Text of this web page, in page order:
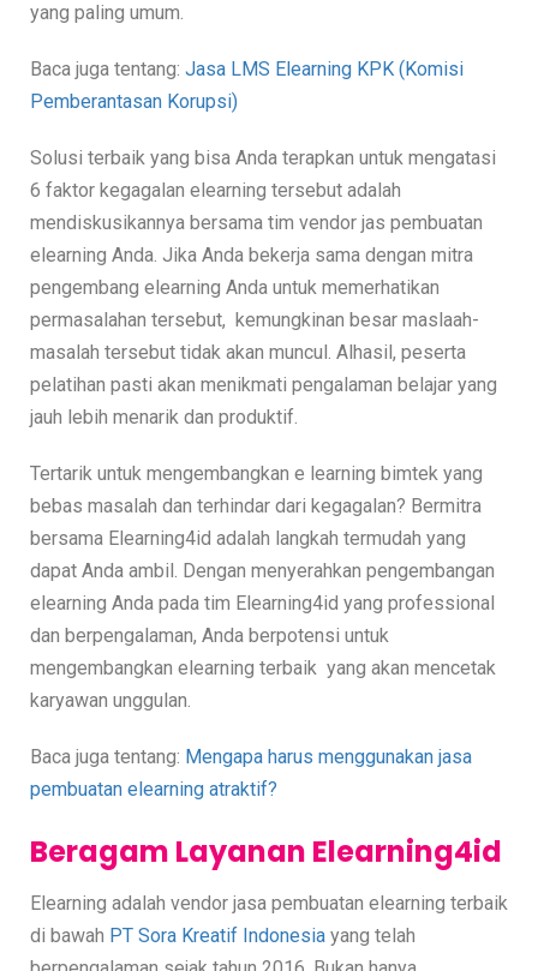
yang paling umum.
Baca juga tentang: Jasa LMS Elearning KPK (Komisi
Pemberantasan Korupsi)
Solusi terbaik yang bisa Anda terapkan untuk mengatasi
6 faktor kegagalan elearning tersebut adalah
mendiskusikannya bersama tim vendor jas pembuatan
elearning Anda. Jika Anda bekerja sama dengan mitra
pengembang elearning Anda untuk memerhatikan
permasalahan tersebut, kemungkinan besar maslaah-
masalah tersebut tidak akan muncul. Alhasil, peserta
pelatihan pasti akan menikmati pengalaman belajar yang
jauh lebih menarik dan produktif.
Tertarik untuk mengembangkan e learning bimtek yang
bebas masalah dan terhindar dari kegagalan? Bermitra
bersama Elearning4id adalah langkah termudah yang
dapat Anda ambil. Dengan menyerahkan pengembangan
elearning Anda pada tim Elearning4id yang professional
dan berpengalaman, Anda berpotensi untuk
mengembangkan elearning terbaik yang akan mencetak
karyawan unggulan.
Baca juga tentang: Mengapa harus menggunakan jasa
pembuatan elearning atraktif?
Beragam Layanan Elearning4id
Elearning adalah vendor jasa pembuatan elearning terbaik
di bawah PT Sora Kreatif Indonesia yang telah